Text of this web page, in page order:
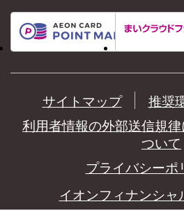
サイトマップ 推奨
利用者情報の外部送信規
ついて
プライバシーポ
イオンフィナンシャ